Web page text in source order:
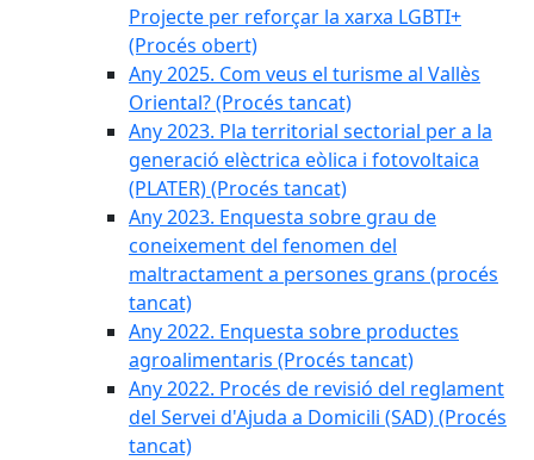
Projecte per reforçar la xarxa LGBTI+
(Procés obert)
Any 2025. Com veus el turisme al Vallès
Oriental? (Procés tancat)
Any 2023. Pla territorial sectorial per a la
generació elèctrica eòlica i fotovoltaica
(PLATER) (Procés tancat)
Any 2023. Enquesta sobre grau de
coneixement del fenomen del
maltractament a persones grans (procés
tancat)
Any 2022. Enquesta sobre productes
agroalimentaris (Procés tancat)
Any 2022. Procés de revisió del reglament
del Servei d'Ajuda a Domicili (SAD) (Procés
tancat)